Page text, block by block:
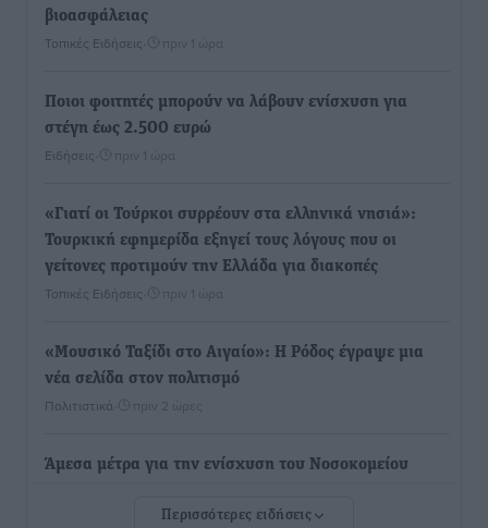
βιοασφάλειας
Τοπικές Ειδήσεις πριν 1 ώρα
Ποιοι φοιτητές μπορούν να λάβουν ενίσχυση για
στέγη έως 2.500 ευρώ
Ειδήσεις πριν 1 ώρα
«Γιατί οι Τούρκοι συρρέουν στα ελληνικά νησιά»:
Τουρκική εφημερίδα εξηγεί τους λόγους που οι
γείτονες προτιμούν την Ελλάδα για διακοπές
Τοπικές Ειδήσεις πριν 1 ώρα
«Μουσικό Ταξίδι στο Αιγαίο»: Η Ρόδος έγραψε μια
νέα σελίδα στον πολιτισμό
Πολιτιστικά πριν 2 ώρες
Άμεσα μέτρα για την ενίσχυση του Νοσοκομείου
ανακοίνωσε ο Άδωνις Γεωργιάδης
Περισσότερες ειδήσεις